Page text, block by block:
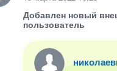
Добавлен новый
пользователь